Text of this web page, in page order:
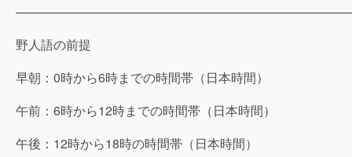
野人語の前提
早朝：0時から6時までの時間帯（日本時間）
午前：6時から12時までの時間帯（日本時間）
午後：12時から18時の時間帯（日本時間）